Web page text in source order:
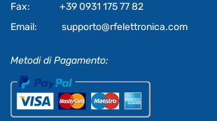
Fax:
+39 0931 175 77 82
Email:
supporto@rfelettronica.com
Metodi di Pagamento: